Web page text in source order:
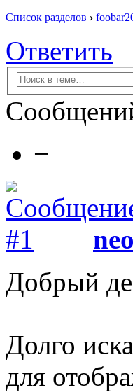
Список разделов ›
Ответить
−
Добрый
Долго
для